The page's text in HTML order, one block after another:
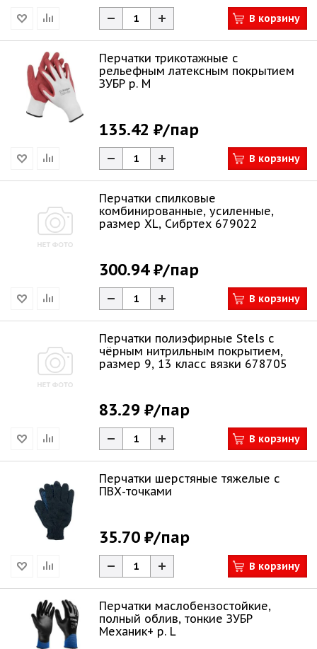
В корзину
Перчатки трикотажные с
рельефным латексным покрытием
ЗУБР р. М
135.42 ₽/пар
В корзину
Перчатки спилковые
комбинированные, усиленные,
размер XL, Сибртех 679022
300.94 ₽/пар
В корзину
Перчатки полиэфирные Stels с
чёрным нитрильным покрытием,
размер 9, 13 класс вязки 678705
83.29 ₽/пар
В корзину
Перчатки шерстяные тяжелые с
ПВХ-точками
35.70 ₽/пар
В корзину
Перчатки маслобензостойкие,
полный облив, тонкие ЗУБР
Механик+ р. L